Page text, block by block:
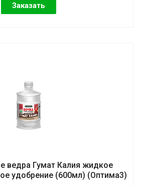
Заказать
ведра Гумат Калия жидкое
удобрение (600мл) (Оптима3)